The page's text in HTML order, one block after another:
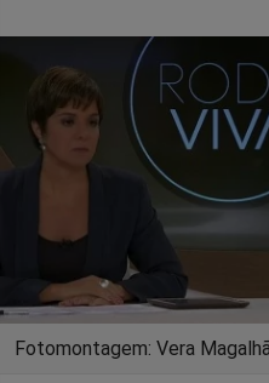
Fotomontagem: Vera